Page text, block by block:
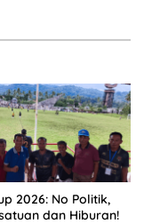
2026: No Politik,
dan Hiburan!